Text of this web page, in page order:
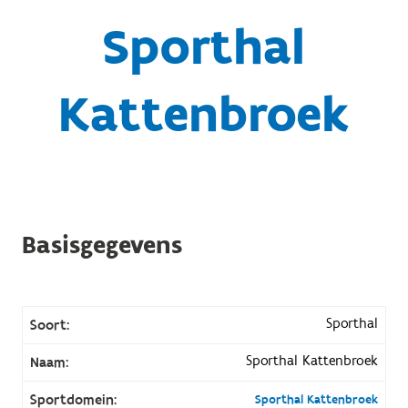
Sporthal
Kattenbroek
Basisgegevens
Soort: Sporthal
Naam: Sporthal Kattenbroek
Sportdomein: Sporthal Kattenbroek